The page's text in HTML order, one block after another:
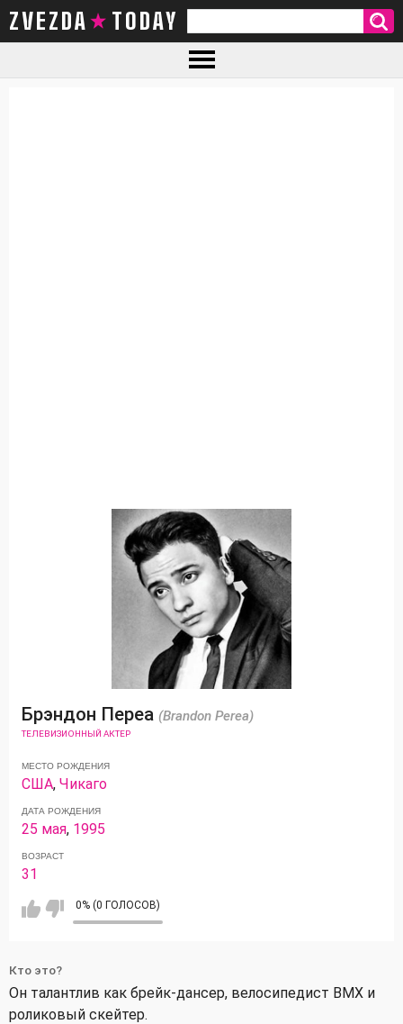
ZVEZDA TODAY
Брэндон Переа (Brandon Perea)
ТЕЛЕВИЗИОННЫЙ АКТЕР
МЕСТО РОЖДЕНИЯ
США,Чикаго
ДАТА РОЖДЕНИЯ
25 мая, 1995
ВОЗРАСТ
31
0% (0 ГОЛОСОВ)
Кто это?
Он талантлив как брейк-дансер, велосипедист BMX и
роликовый скейтер.